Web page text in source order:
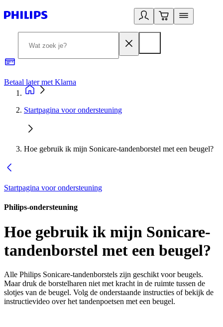
Betaal later met Klarna
Startpagina voor ondersteuning
Hoe gebruik ik mijn Sonicare-tandenborstel met een beugel?
Startpagina voor ondersteuning
Philips-ondersteuning
Hoe gebruik ik mijn Sonicare-
tandenborstel met een beugel?
Alle Philips Sonicare-tandenborstels zijn geschikt voor beugels.
Maar druk de borstelharen niet met kracht in de ruimte tussen de
slotjes van de beugel. Volg de onderstaande instructies of bekijk de
instructievideo over het tandenpoetsen met een beugel.